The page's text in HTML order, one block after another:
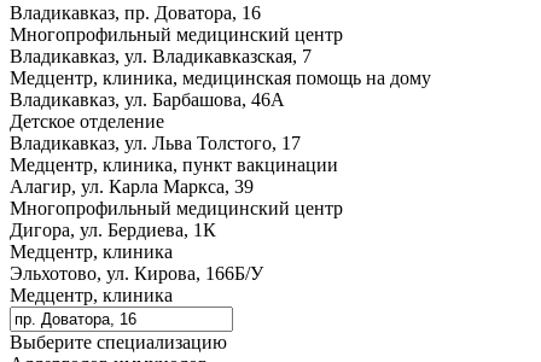
Владикавказ, пр. Доватора, 16
Многопрофильный медицинский центр
Владикавказ, ул. Владикавказская, 7
Медцентр, клиника, медицинская помощь на дому
Владикавказ, ул. Барбашова, 46А
Детское отделение
Владикавказ, ул. Льва Толстого, 17
Медцентр, клиника, пункт вакцинации
Алагир, ул. Карла Маркса, 39
Многопрофильный медицинский центр
Дигора, ул. Бердиева, 1К
Медцентр, клиника
Эльхотово, ул. Кирова, 166Б/У
Медцентр, клиника
Выберите специализацию